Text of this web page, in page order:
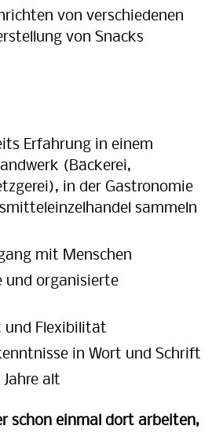
von verschiedenen
von Snacks
Erfahrung in einem
(Bäckerei,
in der Gastronomie
sammeln
mit Menschen
und organisierte
Flexibilität
in Wort und Schrift
alt
schon einmal dort arbeiten,